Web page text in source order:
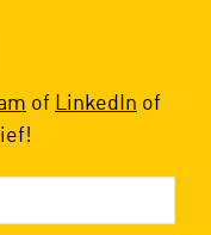
of LinkedIn of